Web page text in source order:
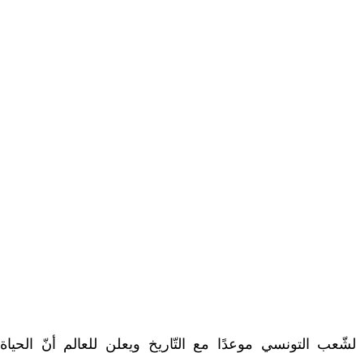
التونسي ‏موعدًا مع التّاريخ ويعلن للعالم أنّ الحياة